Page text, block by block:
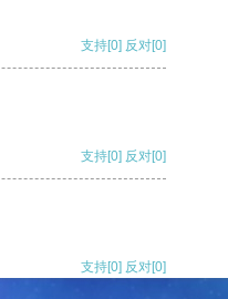
支持[0] 反对[0]
支持[0] 反对[0]
支持[0] 反对[0]